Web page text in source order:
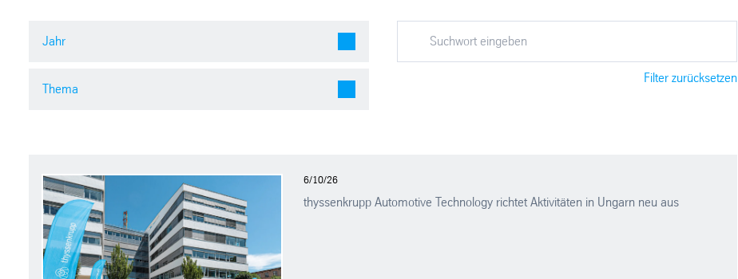
Filter zurücksetzen
6/10/26
thyssenkrupp Automotive Technology richtet Aktivitäten in Ungarn neu aus